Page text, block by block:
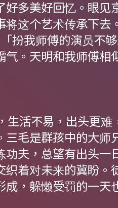
好多美好回忆。眼见
将这个艺术传承下去
「扮我师傅的演员不
气。天明和我师傅相
生活不易，出头更难
三毛是群孩中的大师
功夫，总望有出头一
织着对未来的冀盼。
成，躲懒受罚的一天